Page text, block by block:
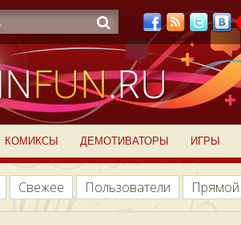
КОМИКСЫ ДЕМОТИВАТОРЫ ИГРЫ
Свежее Пользователи